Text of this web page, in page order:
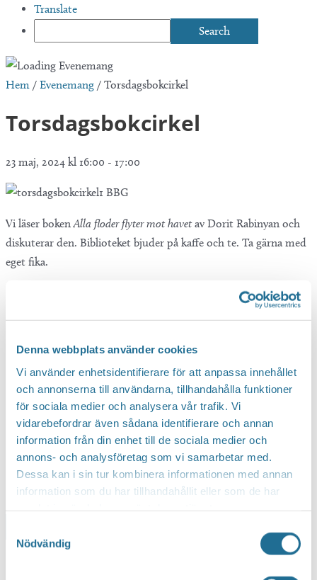
Denna webbplats använder cookies
Vi använder enhetsidentifierare för att anpassa innehållet
och annonserna till användarna, tillhandahålla funktioner
för sociala medier och analysera vår trafik. Vi
vidarebefordrar även sådana identifierare och annan
information från din enhet till de sociala medier och
annons- och analysföretag som vi samarbetar med.
Dessa kan i sin tur kombinera informationen med annan
information som du har tillhandahållit eller som de har
Nödvändig
Translate
Hem / Evenemang / Torsdagsbokcirkel
Torsdagsbokcirkel
23 maj, 2024 kl 16:00 - 17:00
Vi läser bokenAlla floder flyter mot havetav Dorit Rabinyan och
diskuterar den. Biblioteket bjuder på kaffe och te. Ta gärna med
eget fika.